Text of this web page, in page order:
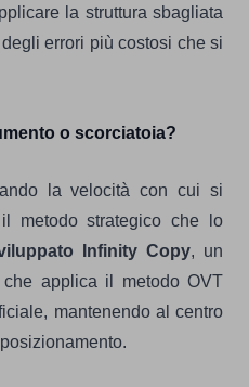
la struttura sbagliata
errori più costosi che si
o scorciatoia?
la velocità con cui si
metodo strategico che lo
Infinity Copy, un
applica il metodo OVT
mantenendo al centro